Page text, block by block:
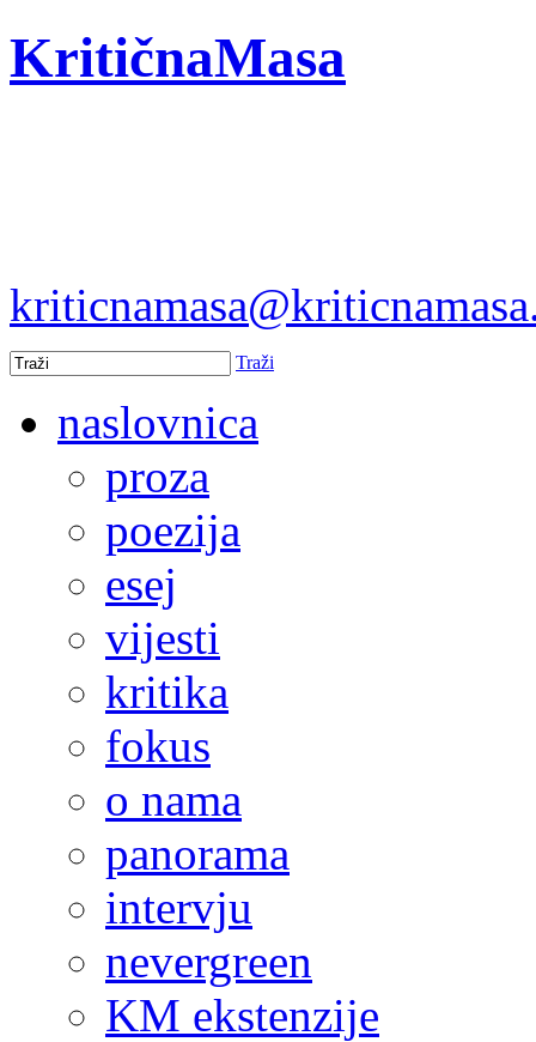
KritičnaMasa
Traži
naslovnica
proza
poezija
esej
vijesti
kritika
fokus
o nama
panorama
intervju
nevergreen
KM ekstenzije